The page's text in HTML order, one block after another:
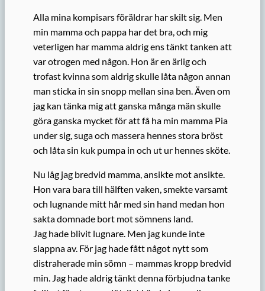
Alla mina kompisars föräldrar har skilt sig. Men
min mamma och pappa har det bra, och mig
veterligen har mamma aldrig ens tänkt tanken att
var otrogen med någon. Hon är en ärlig och
trofast kvinna som aldrig skulle låta någon annan
man sticka in sin snopp mellan sina ben. Även om
jag kan tänka mig att ganska många män skulle
göra ganska mycket för att få ha min mamma Pia
under sig, suga och massera hennes stora bröst
och låta sin kuk pumpa in och ut ur hennes sköte.
Nu låg jag bredvid mamma, ansikte mot ansikte.
Hon vara bara till hälften vaken, smekte varsamt
och lugnande mitt hår med sin hand medan hon
sakta domnade bort mot sömnens land.
Jag hade blivit lugnare. Men jag kunde inte
slappna av. För jag hade fått något nytt som
distraherade min sömn – mammas kropp bredvid
min. Jag hade aldrig tänkt denna förbjudna tanke